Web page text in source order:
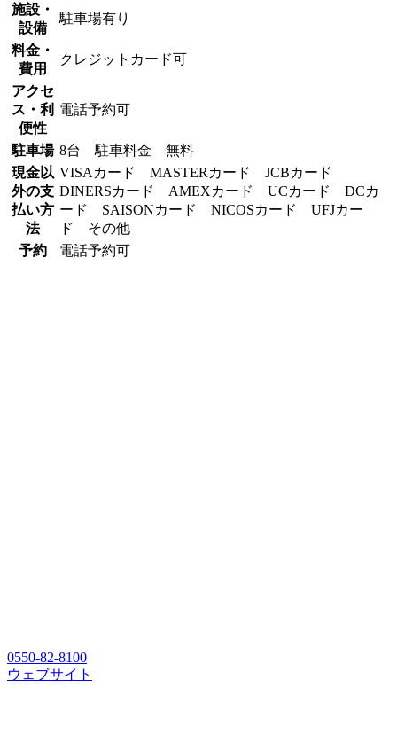
施設・
設備
駐車場有り
料金・
費用
クレジットカード可
アクセ
ス・利
便性
電話予約可
駐車場 8台 駐車料金 無料
現金以
外の支
払い方
法
VISAカード MASTERカード JCBカード
DINERSカード AMEXカード UCカード DCカ
ード SAISONカード NICOSカード UFJカー
ド その他
予約
電話予約可
0550-82-8100
ウェブサイト